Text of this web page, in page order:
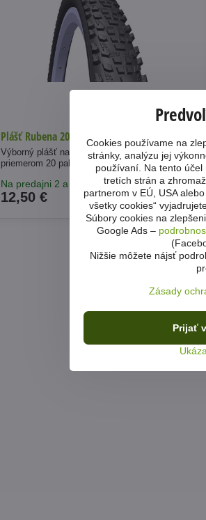
Plášť Rubena 20x2,1 Ocelot
Výborný plášť na detské horské bicykle s
priemerom 20 palcov.
Na predajni 2 a viac ks
12,50 € Do košíka
Cookies používame na
stránky, analýzu jej
používaní. Na tento
tretích strán a
partnerom v EÚ, USA
všetky cookies“
Súbory cookies na
Google Ads –
Nižšie môžete nájsť
Zásady
Prijať